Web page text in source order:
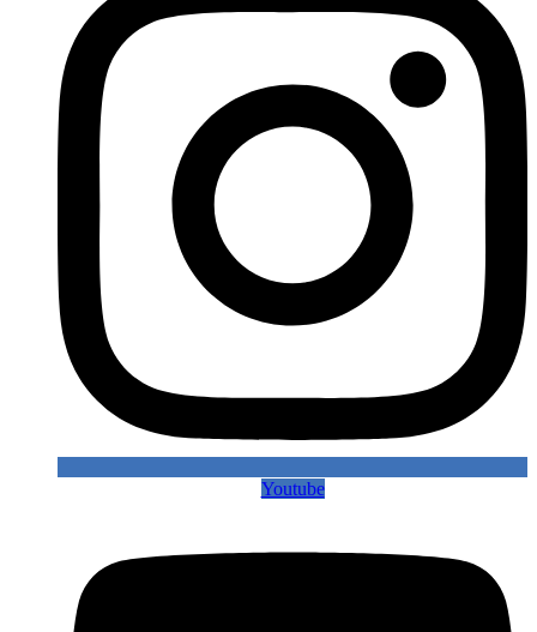
Youtube